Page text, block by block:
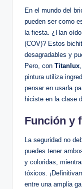
En el mundo del
pueden ser como
la fiesta. ¿Han
(COV)? Estos
desagradables y
Pero, con Titanlux
pintura utiliza
pensar en usarla
hiciste en la clase
Función y
La seguridad no
puedes tener
y coloridas,
tóxicos.
entre una amplia